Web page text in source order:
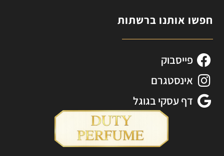
חפשו אותנו ברשתות
פייסבוק
אינסטגרם
דף עסקי בגוגל